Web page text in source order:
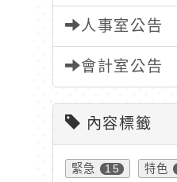
人事室公告
會計室公告
內容標籤
緊急 15 特色